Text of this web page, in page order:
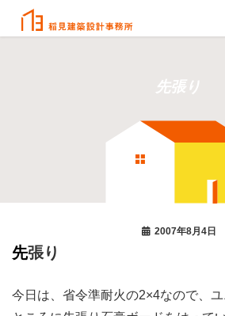
先張り
2007年8月4日
先張り
今日は、省令準耐火の2×4なので、